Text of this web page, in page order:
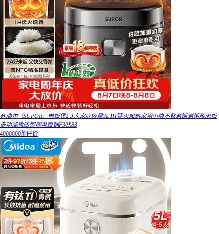
苏泊尔（SUPOR）电饭煲2-3人家庭容量3L IH猛火加热家用小快不粘煮饭煮粥蒸米饭
多功能微压智能电饭锅F30X83
4000000条评价